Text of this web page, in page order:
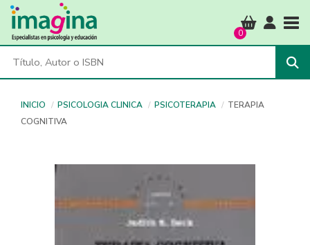
0
INICIO PSICOLOGIA CLINICA PSICOTERAPIA
TERAPIA
COGNITIVA